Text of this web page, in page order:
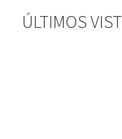
ÚLTIMOS